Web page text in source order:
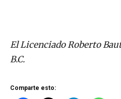
El Licenciado Roberto
B.C.
Comparte esto: